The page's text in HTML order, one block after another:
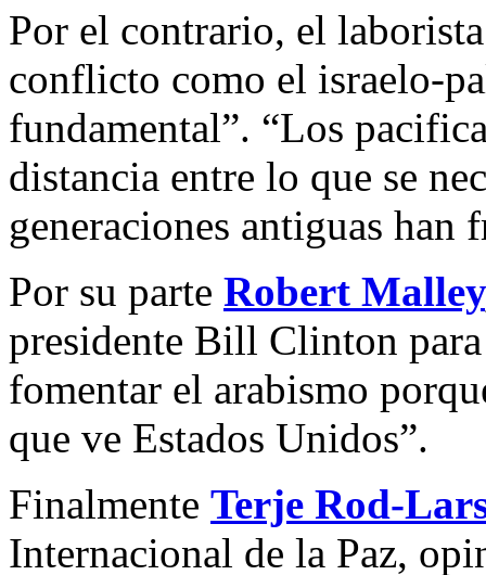
Por el contrario, el
conflicto como el israelo-
fundamental”. “Los
distancia entre lo que se
generaciones antiguas han
Por su parte Robert Malley
presidente Bill Clinton para
fomentar el arabismo
que ve Estados Unidos”.
Finalmente Terje Rod-
Internacional de la Paz,